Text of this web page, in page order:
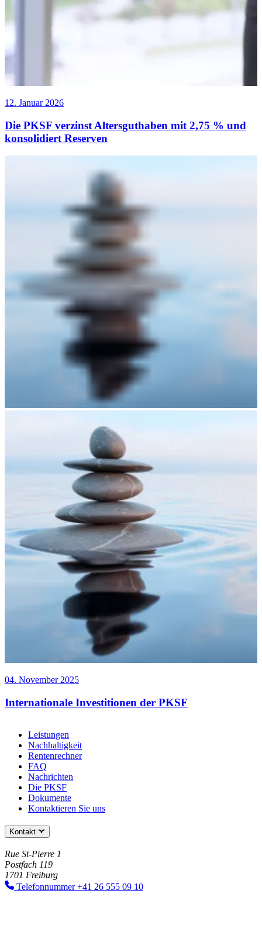
12. Januar 2026
Die PKSF verzinst Altersguthaben mit 2,75 % und
konsolidiert Reserven
04. November 2025
Internationale Investitionen der PKSF
Leistungen
Nachhaltigkeit
Rentenrechner
FAQ
Nachrichten
Die PKSF
Dokumente
Kontaktieren Sie uns
Kontakt
Rue St-Pierre 1
Postfach 119
1701 Freiburg
Telefonnummer +41 26 555 09 10